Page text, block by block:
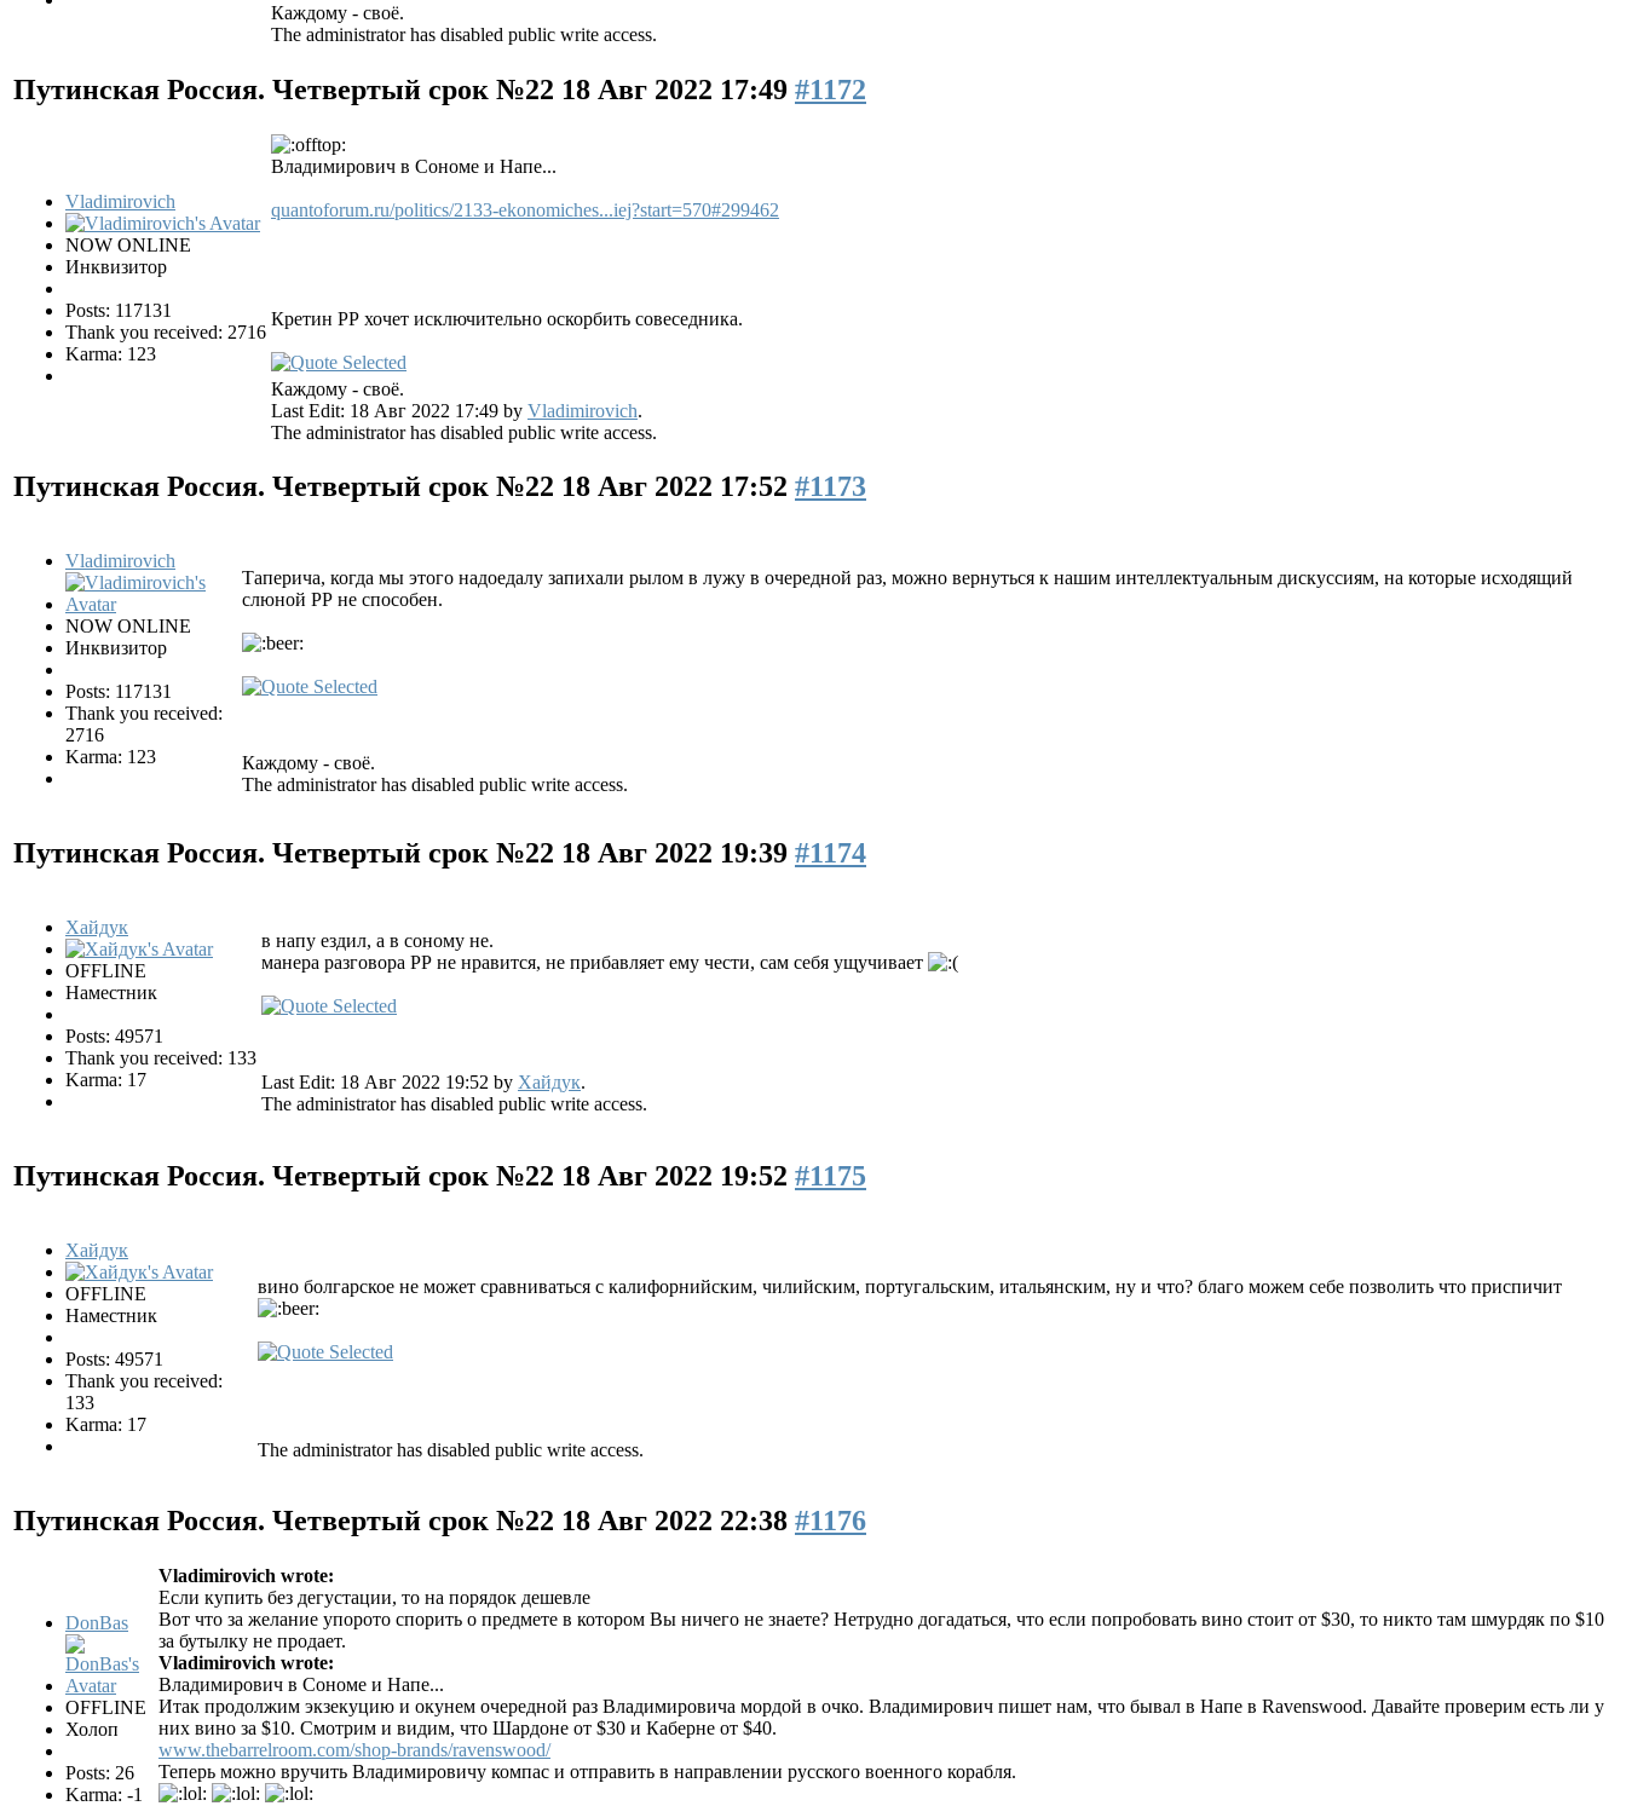
Каждому - своё.
The administrator has disabled public write access.
Путинская Россия. Четвертый срок №22 18 Авг 2022 17:49 #1172
Vladimirovich
NOW ONLINE
Инквизитор
Posts: 117131
Thank you received: 2716
Karma: 123
Владимирович в Сономе и Напе...
quantoforum.ru/politics/2133-ekonomiches...iej?start=570#299462
Кретин РР хочет исключительно оскорбить совеседника.
Каждому - своё.
Last Edit: 18 Авг 2022 17:49 by Vladimirovich.
The administrator has disabled public write access.
Путинская Россия. Четвертый срок №22 18 Авг 2022 17:52 #1173
Vladimirovich
NOW ONLINE
Инквизитор
Posts: 117131
Thank you received:
2716
Karma: 123
Таперича, когда мы этого надоедалу запихали рылом в лужу в очередной раз, можно вернуться к нашим интеллектуальным дискуссиям, на которые исходящий
слюной РР не способен.
Каждому - своё.
The administrator has disabled public write access.
Путинская Россия. Четвертый срок №22 18 Авг 2022 19:39 #1174
Хайдук
OFFLINE
Наместник
Posts: 49571
Thank you received: 133
Karma: 17
в напу ездил, а в соному не.
манера разговора РР не нравится, не прибавляет ему чести, сам себя ущучивает
Last Edit: 18 Авг 2022 19:52 by Хайдук.
The administrator has disabled public write access.
Путинская Россия. Четвертый срок №22 18 Авг 2022 19:52 #1175
Хайдук
OFFLINE
Наместник
Posts: 49571
Thank you received:
133
Karma: 17
вино болгарское не может сравниваться с калифорнийским, чилийским, португальским, итальянским, ну и что? благо можем себе позволить что приспичит
The administrator has disabled public write access.
Путинская Россия. Четвертый срок №22 18 Авг 2022 22:38 #1176
DonBas
OFFLINE
Холоп
Posts: 26
Karma: -1
Vladimirovich wrote:
Если купить без дегустации, то на порядок дешевле
Вот что за желание упорото спорить о предмете в котором Вы ничего не знаете? Нетрудно догадаться, что если попробовать вино стоит от $30, то никто там шмурдяк по $10
за бутылку не продает.
Vladimirovich wrote:
Владимирович в Сономе и Напе...
Итак продолжим экзекуцию и окунем очередной раз Владимировича мордой в очко. Владимирович пишет нам, что бывал в Напе в Ravenswood. Давайте проверим есть ли у
них вино за $10. Смотрим и видим, что Шардоне от $30 и Каберне от $40.
www.thebarrelroom.com/shop-brands/ravenswood/
Теперь можно вручить Владимировичу компас и отправить в направлении русского военного корабля.